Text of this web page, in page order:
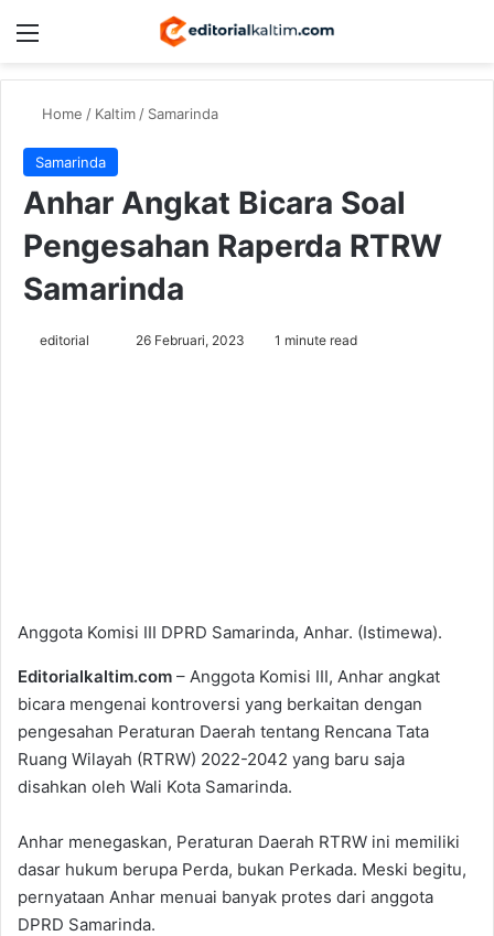
Menu
Home / Kaltim/ Samarinda
Samarinda
Anhar Angkat Bicara Soal
Pengesahan Raperda RTRW
Samarinda
editorial 26 Februari, 2023 1 minute read
Anggota Komisi III DPRD Samarinda, Anhar. (Istimewa).
Editorialkaltim.com – Anggota Komisi III, Anhar angkat
bicara mengenai kontroversi yang berkaitan dengan
pengesahan Peraturan Daerah tentang Rencana Tata
Ruang Wilayah (RTRW) 2022-2042 yang baru saja
disahkan oleh Wali Kota Samarinda.
Anhar menegaskan, Peraturan Daerah RTRW ini memiliki
dasar hukum berupa Perda, bukan Perkada. Meski begitu,
pernyataan Anhar menuai banyak protes dari anggota
DPRD Samarinda.